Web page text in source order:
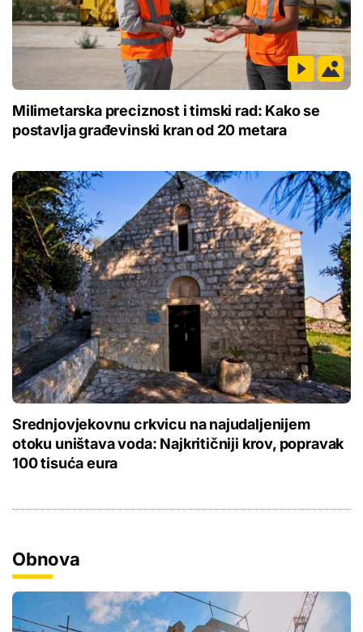
Milimetarska preciznost i timski rad: Kako se
postavlja građevinski kran od 20 metara
Srednjovjekovnu crkvicu na najudaljenijem
otoku uništava voda: Najkritičniji krov, popravak
100 tisuća eura
Obnova